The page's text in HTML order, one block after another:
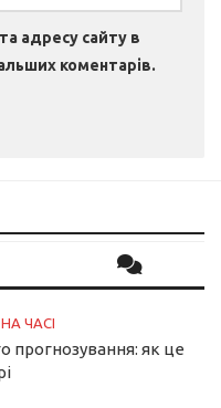
адресу сайту в
коментарів.
НА ЧАСІ
прогнозування: як це